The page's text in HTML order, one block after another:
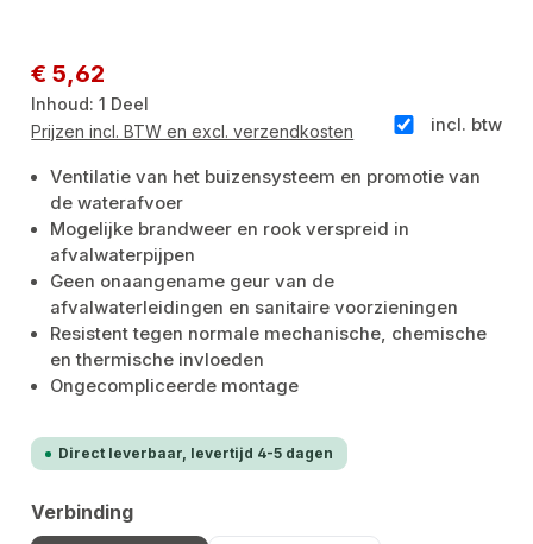
Normale prijs:
€ 5,62
Inhoud:1 Deel
incl. btw
Prijzen incl. BTW en excl. verzendkosten
Ventilatie van het buizensysteem en promotie van
de waterafvoer
Mogelijke brandweer en rook verspreid in
afvalwaterpijpen
Geen onaangename geur van de
afvalwaterleidingen en sanitaire voorzieningen
Resistent tegen normale mechanische, chemische
en thermische invloeden
Ongecompliceerde montage
Direct leverbaar, levertijd 4-5 dagen
Selecteer
Verbinding